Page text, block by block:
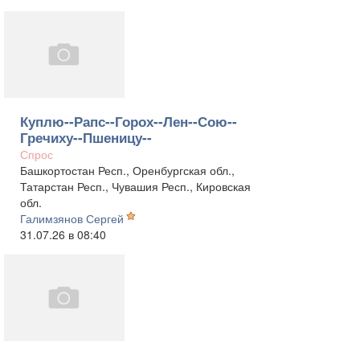
Куплю--Рапс--Горох--Лен--Сою--
Гречиху--Пшеницу--
Спрос
Башкортостан Респ., Оренбургская обл.,
Татарстан Респ., Чувашия Респ., Кировская
обл.
Галимзянов Сергей
31.07.26 в 08:40